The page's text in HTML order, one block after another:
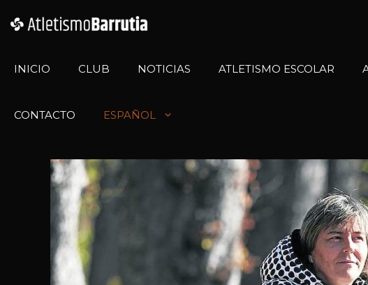
INICIO CLUB NOTICIAS ATLETISMO ESCOLAR
CONTACTO ESPAÑOL